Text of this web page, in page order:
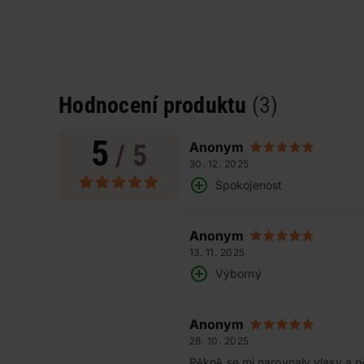
Hodnocení produktu (3)
5 / 5 Anonym
30. 12. 2025
Spokojenost
Anonym
13. 11. 2025
Výborný
Anonym
28. 10. 2025